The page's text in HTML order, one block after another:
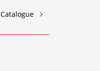
Catalogue